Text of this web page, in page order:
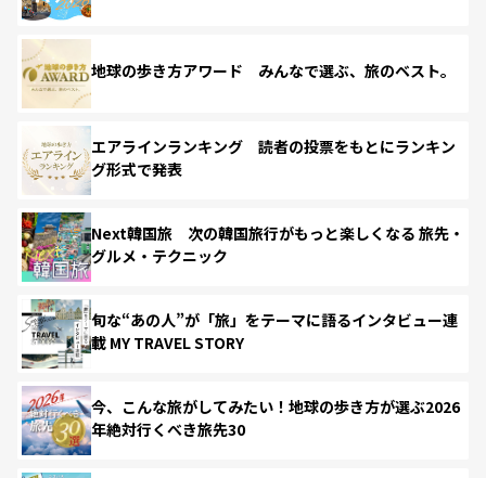
地球の歩き方アワード みんなで選ぶ、旅のベスト。
エアラインランキング 読者の投票をもとにランキン
グ形式で発表
Next韓国旅 次の韓国旅行がもっと楽しくなる 旅先・
グルメ・テクニック
旬な“あの人”が「旅」をテーマに語るインタビュー連
載 MY TRAVEL STORY
今、こんな旅がしてみたい！地球の歩き方が選ぶ2026
年絶対行くべき旅先30